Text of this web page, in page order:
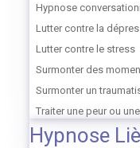
Hypnose
Lutter contre la
Lutter contre le stress
Surmonter des
Surmonter un
Traiter une peur ou
Hypnose